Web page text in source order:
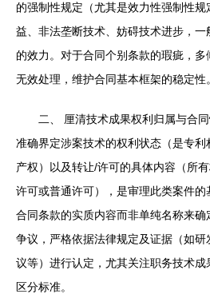
的强制性规定（尤其是效力性强制性规
益、非法垄断技术、妨碍技术进步，
的效力。对于合同个别条款的瑕疵，
无效处理，维护合同基本框架的稳定性。
二、 厘清技术成果权利归属与合
准确界定涉案技术的权利状态（是专
产权）以及转让/许可的具体内容（所
许可或普通许可），是审理此类案件
合同条款的实质内容而非单纯名称来
争议，严格依据法律规定及证据（如
议等）进行认定，尤其关注职务技术
区分标准。